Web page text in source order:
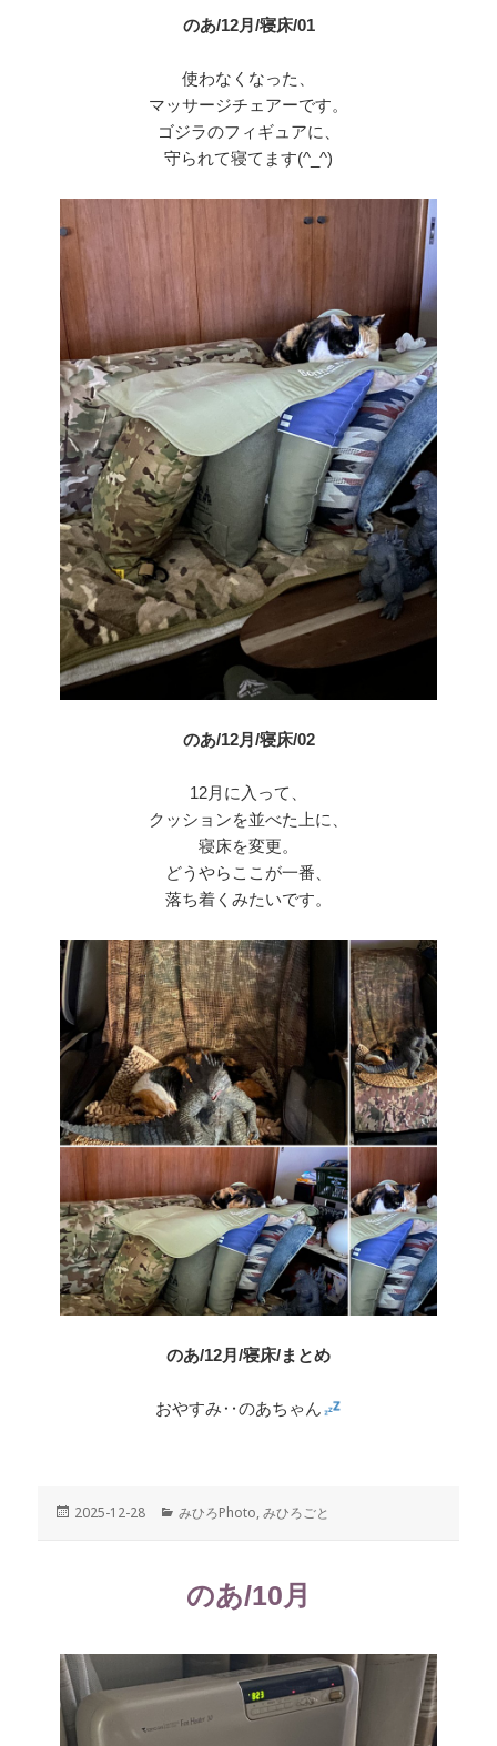
のあ/12月/寝床/01
使わなくなった、
マッサージチェアーです。
ゴジラのフィギュアに、
守られて寝てます(^_^)
のあ/12月/寝床/02
12月に入って、
クッションを並べた上に、
寝床を変更。
どうやらここが一番、
落ち着くみたいです。
のあ/12月/寝床/まとめ
おやすみ‥のあちゃん
投
2025-12-28
カ
ー
みひろPhoto,みひろごと
のあ/10月